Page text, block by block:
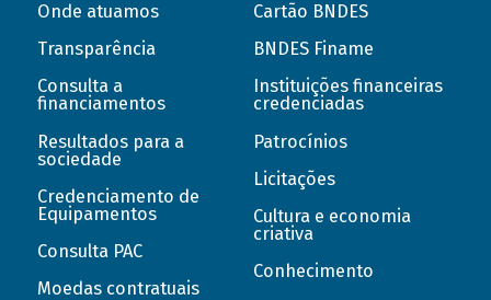
Onde atuamos
Transparência
Consulta a
financiamentos
Resultados para a
sociedade
Credenciamento de
Equipamentos
Consulta PAC
Moedas contratuais
Cartão BNDES
BNDES Finame
Instituições financeiras
credenciadas
Patrocínios
Licitações
Cultura e economia
criativa
Conhecimento